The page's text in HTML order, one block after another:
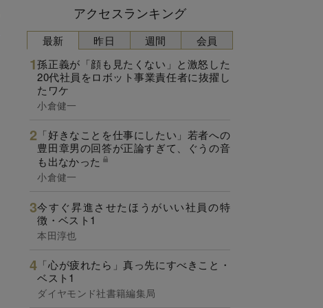
アクセスランキング
最新
孫正義が「顔も見たくない」と激怒した
20代社員をロボット事業責任者に抜擢し
たワケ
小倉健一
「好きなことを仕事にしたい」若者への
豊田章男の回答が正論すぎて、ぐうの音
も出なかった
小倉健一
今すぐ昇進させたほうがいい社員の特
徴・ベスト1
本田淳也
「心が疲れたら」真っ先にすべきこと・
ベスト1
ダイヤモンド社書籍編集局
昨日 週間 会員